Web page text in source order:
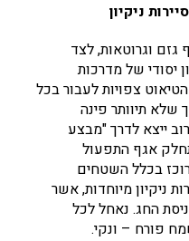
ניקיון
גזם וגרוטאות, לצד
יסודי של מדרכות
צפויות לעבור בכל
שלא תיוותר פינה
ייצא לדרך "מבצע
אגף התפעול
בכלל השטחים
ניקיון מיוחדות, אשר
החג. נאחל לכל
פורח – ונקי.